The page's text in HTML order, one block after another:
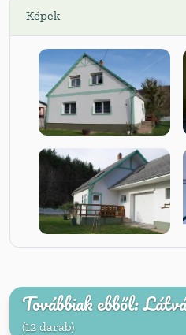
Képek
Továbbiak ebből:
(12 darab)